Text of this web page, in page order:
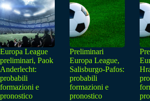
Europa League
preliminari, Paok
Anderlecht:
probabili
formazioni e
pronostico
Preliminari
Europa League,
Salisburgo-Pafos:
probabili
formazioni e
pronostico